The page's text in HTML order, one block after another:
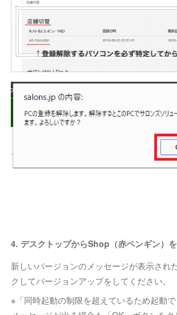
4. デスクトップからShop（赤ペンギン）
新しいバージョンのメッセージが表示され
クしてバージョンアップをしてください。
※「同時起動の制限を超えているため起動